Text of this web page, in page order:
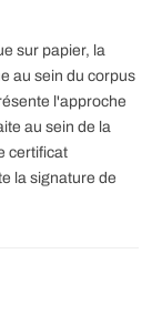
sur papier, la
au sein du corpus
l'approche
au sein de la
certificat
la signature de